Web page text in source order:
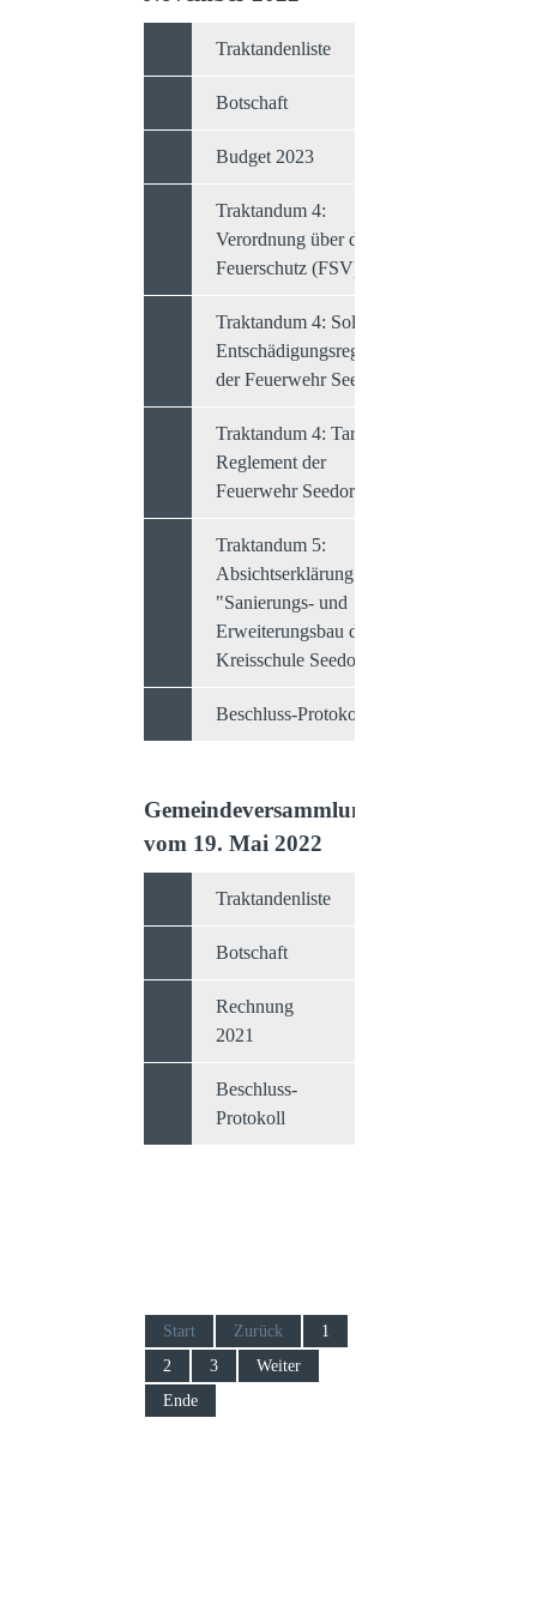
Traktandenliste
Botschaft
Budget 2023
Traktandum 4:
Verordnung über den
Feuerschutz (FSV)
Traktandum 4: Sold- und
Entschädigungsreglement
der Feuerwehr Seedorf
Traktandum 4: Tarif-
Reglement der
Feuerwehr Seedorf
Traktandum 5:
Absichtserklärung
"Sanierungs- und
Erweiterungsbau der
Kreisschule Seedorf"
Beschluss-Protokoll
Gemeindeversammlung
vom 19. Mai 2022
Traktandenliste
Botschaft
Rechnung
2021
Beschluss-
Protokoll
1
2
3